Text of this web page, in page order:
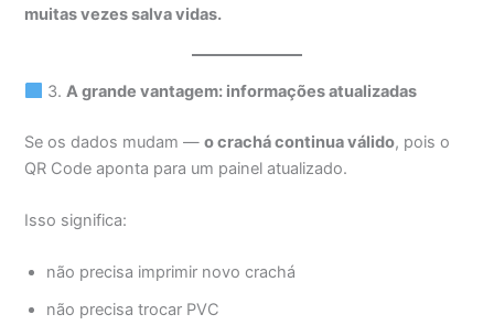
muitas vezes salva vidas.
3.A grande vantagem: informações atualizadas
Se os dados mudam —o crachá continua válido, pois o
QR Code aponta para um painel atualizado.
Isso significa:
não precisa imprimir novo crachá
não precisa trocar PVC